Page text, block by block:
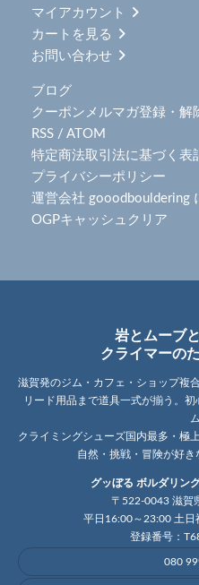
マイアカウント
カートを見る
お問い合わせ
ブログ
クーポンメルマガ登録・解
RSS / ATOM
特定商法取引法に基づく表
プライバシーポリシー
運営会社 gooodbouldering
OGPキャッシュクリア
岩とムーブ
クライマーの
滋賀発のジム・カフェ・ショップ複
リード用品まで道具一式が揃う。
クライミングシューズ国内最多・極
自然・挑戦・冒険が好
グッぼる ボルダリン
〒522-0043 滋賀
平日16:00～23:00 土
登録番号：
080